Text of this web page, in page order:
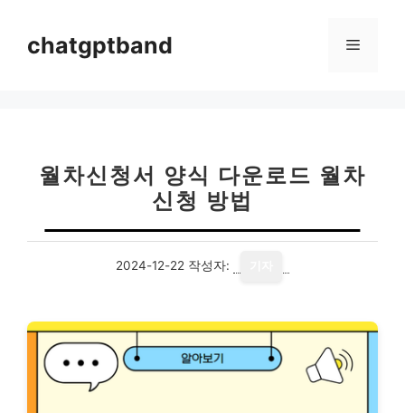
chatgptband 메
월차신청서 양식 다운로드 월차
신청 방법
2024-12-22 작성자: